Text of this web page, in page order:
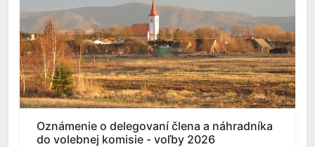
Oznámenie o delegovaní člena a náhradníka
do volebnej komisie - voľby 2026